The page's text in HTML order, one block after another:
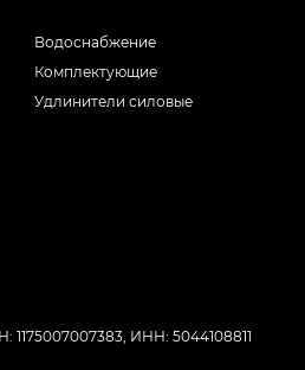
Водоснабжение
Комплектующие
Удлинители силовые
ИНН: 5044108811